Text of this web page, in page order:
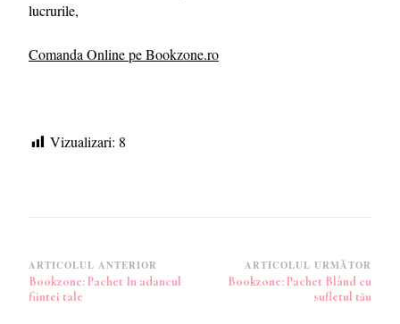
lucrurile,
Comanda Online pe Bookzone.ro
Vizualizari: 8
Navigare
în
ARTICOLUL ANTERIOR
Bookzone: Pachet In adancul
fiintei tale
ARTICOLUL URMĂTOR
Bookzone: Pachet Blând cu
sufletul tău